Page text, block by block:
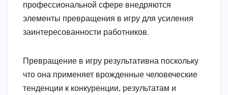
профессиональной сфере внедряются
элементы превращения в игру для усиления
заинтересованности работников.
Превращение в игру результативна поскольку
что она применяет врожденные человеческие
тенденции к конкуренции, результатам и